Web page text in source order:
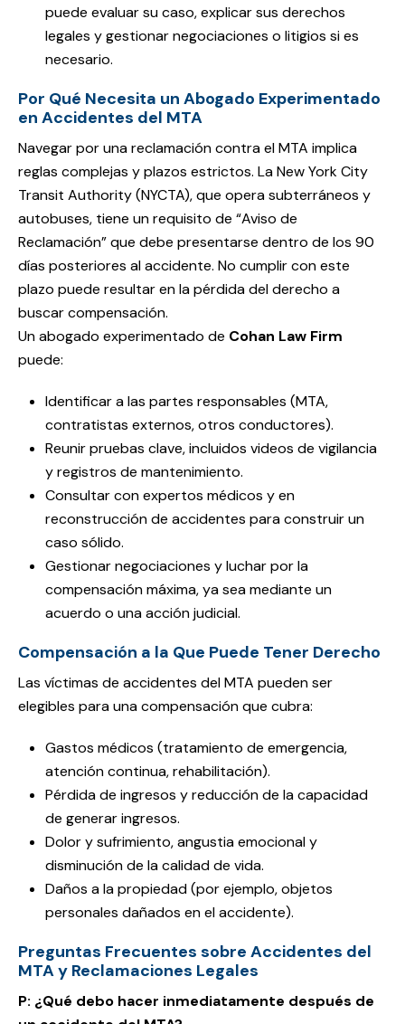
puede evaluar su caso, explicar sus derechos
legales y gestionar negociaciones o litigios si es
necesario.
Por Qué Necesita un Abogado Experimentado
en Accidentes del MTA
Navegar por una reclamación contra el MTA implica
reglas complejas y plazos estrictos. La New York City
Transit Authority (NYCTA), que opera subterráneos y
autobuses, tiene un requisito de “Aviso de
Reclamación” que debe presentarse dentro de los 90
días posteriores al accidente. No cumplir con este
plazo puede resultar en la pérdida del derecho a
buscar compensación.
Un abogado experimentado de Cohan Law Firm
puede:
Identificar a las partes responsables (MTA,
contratistas externos, otros conductores).
Reunir pruebas clave, incluidos videos de vigilancia
y registros de mantenimiento.
Consultar con expertos médicos y en
reconstrucción de accidentes para construir un
caso sólido.
Gestionar negociaciones y luchar por la
compensación máxima, ya sea mediante un
acuerdo o una acción judicial.
Compensación a la Que Puede Tener Derecho
Las víctimas de accidentes del MTA pueden ser
elegibles para una compensación que cubra:
Gastos médicos (tratamiento de emergencia,
atención continua, rehabilitación).
Pérdida de ingresos y reducción de la capacidad
de generar ingresos.
Dolor y sufrimiento, angustia emocional y
disminución de la calidad de vida.
Daños a la propiedad (por ejemplo, objetos
personales dañados en el accidente).
Preguntas Frecuentes sobre Accidentes del
MTA y Reclamaciones Legales
P: ¿Qué debo hacer inmediatamente después de